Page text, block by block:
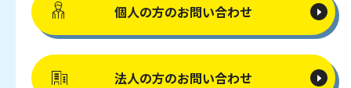
個人の方のお問い合わせ
法人の方のお問い合わせ